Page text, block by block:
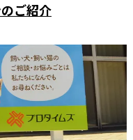
ご紹介